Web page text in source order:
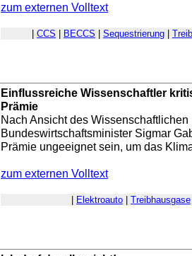
zum externen Volltext
CCS BECCS Sequestrierung
Einflussreiche Wissenschaftler
Prämie
Nach Ansicht des Wissenschaftlichen
Bundeswirtschaftsminister Sigmar
Prämie ungeeignet sein, um das
zum externen Volltext
Elektroauto Treibhausgase